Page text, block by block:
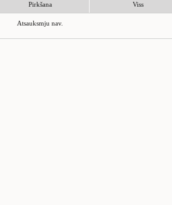
Pirkšana Viss
Atsauksmju nav.